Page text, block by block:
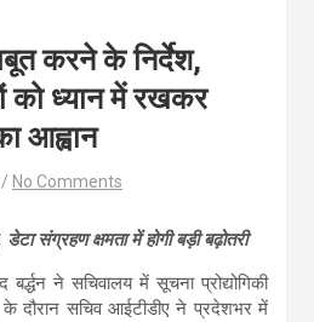
करने के निर्देश,
को ध्यान में रखकर
आह्वान
No Comments
संग्रहण क्षमता में होगी बड़ी बढ़ोतरी
ने सचिवालय में सूचना प्रोद्योगिकी
के दौरान सचिव आईटीडीए ने प्रदेशभर में